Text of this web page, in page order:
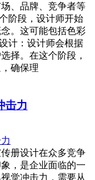
、品牌、竞争者等
阶段，设计师开始
。这可能包括色彩
计：设计师会根据
择。在这个阶段，
确保理
击力
册设计在众多竞争
，是企业面临的一
觉冲击力，需要从